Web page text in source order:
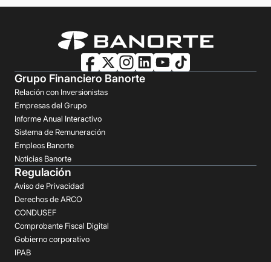
Grupo Financiero Banorte
Relación con Inversionistas
Empresas del Grupo
Informe Anual Interactivo
Sistema de Remuneración
Empleos Banorte
Noticias Banorte
Regulación
Aviso de Privacidad
Derechos de ARCO
CONDUSEF
Comprobante Fiscal Digital
Gobierno corporativo
IPAB